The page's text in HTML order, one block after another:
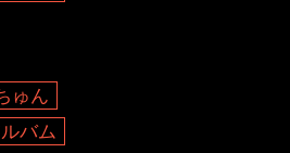
ゅん
バム